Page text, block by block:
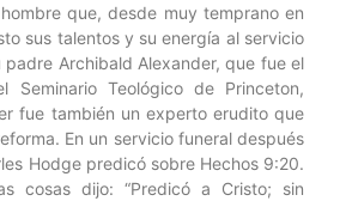
que, desde muy temprano en
sus talentos y su energía al servicio
padre Archibald Alexander, que fue el
Seminario Teológico de Princeton,
fue también un experto erudito que
En un servicio funeral después
Hodge predicó sobre Hechos 9:20.
cosas dijo: “Predicó a Cristo; sin